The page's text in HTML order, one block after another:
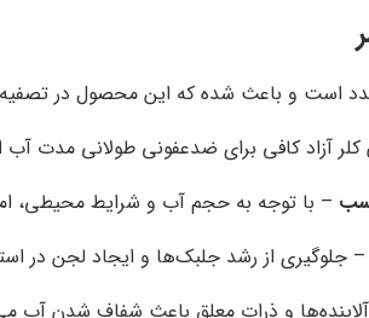
است و باعث شده که این محصول در تصفیه
آزاد کافی برای ضدعفونی طولانی مدت آب
– با توجه به حجم آب و شرایط محیطی،
جلوگیری از رشد جلبک‌ها و ایجاد لجن در
و ذرات معلق باعث شفاف شدن آب